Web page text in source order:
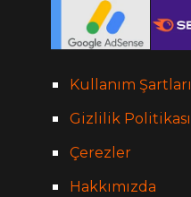
Kullanım Şartları
Gizlilik Politikası
Çerezler
Hakkımızda